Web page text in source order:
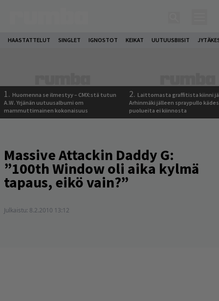
HAASTATTELUT SINGLET IGNOSTOT KEIKAT UUTUUSBIISIT
1. Huomenna se ilmestyy – CMX:stä tutun
A.W. Yrjänän uutuusalbumi om
mammuttimainen kokonaisuus
2. Laittomasta graffitista kiinni
Arhinmäki jälleen spraypullo
puolueita ei kiinnosta
Massive Attackin Daddy G:
”100th Window oli aika kylmä
tapaus, eikö vain?”
Julkaistu: 8.2.2010 13:12